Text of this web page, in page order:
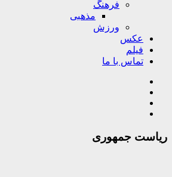
فرهنگ
مذهبی
ورزش
عکس
فیلم
تماس با ما
ریاست جمهوری